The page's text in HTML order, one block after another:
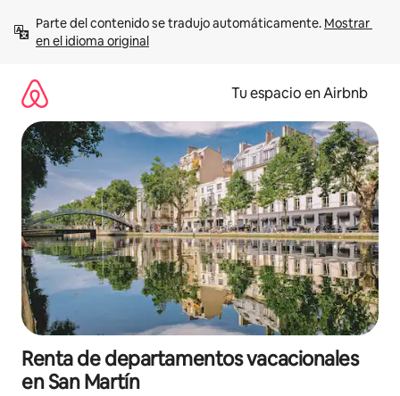
contenido
Parte del contenido se tradujo automáticamente. Mostrar
en el idioma original
Tu espacio en Airbnb
Renta de departamentos vacacionales
en San Martín